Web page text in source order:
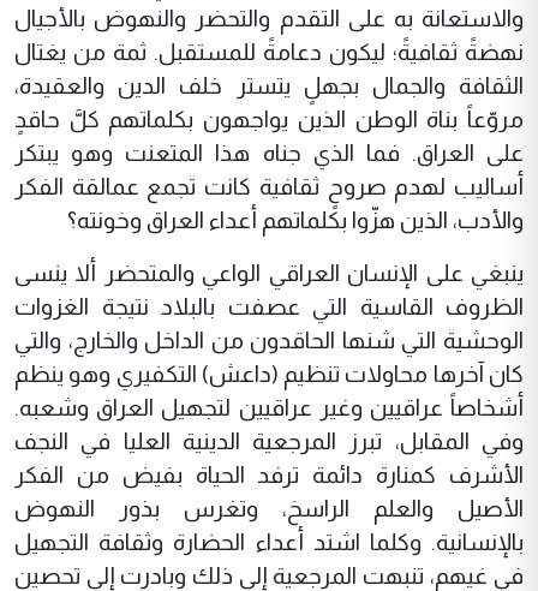
والاستعانة به على التقدم والتحضر والنهوض بالأجيال
نهضةً ثقافيةً؛ ليكون دعامةً للمستقبل. ثمة من يغتال
الثقافة والجمال بجهلٍ يتستر خلف الدين والعقيدة،
مروّعاً بناة الوطن الذين يواجهون بكلماتهم كلَّ حاقدٍ
على العراق. فما الذي جناه هذا المتعنت وهو يبتكر
أساليب لهدم صروحٍ ثقافية كانت تجمع عمالقة الفكر
والأدب، الذين هزّوا بكلماتهم أعداء العراق وخونته؟
ينبغي على الإنسان العراقي الواعي والمتحضر ألا ينسى
الظروف القاسية التي عصفت بالبلاد نتيجة الغزوات
الوحشية التي شنها الحاقدون من الداخل والخارج، والتي
كان آخرها محاولات تنظيم (داعش) التكفيري وهو ينظم
أشخاصاً عراقيين وغير عراقيين لتجهيل العراق وشعبه.
وفي المقابل، تبرز المرجعية الدينية العليا في النجف
الأشرف كمنارة دائمة ترفد الحياة بفيض من الفكر
الأصيل والعلم الراسخ، وتغرس بذور النهوض
بالإنسانية. وكلما اشتد أعداء الحضارة وثقافة التجهيل
في غيهم، تنبهت المرجعية إلى ذلك وبادرت إلى تحصين